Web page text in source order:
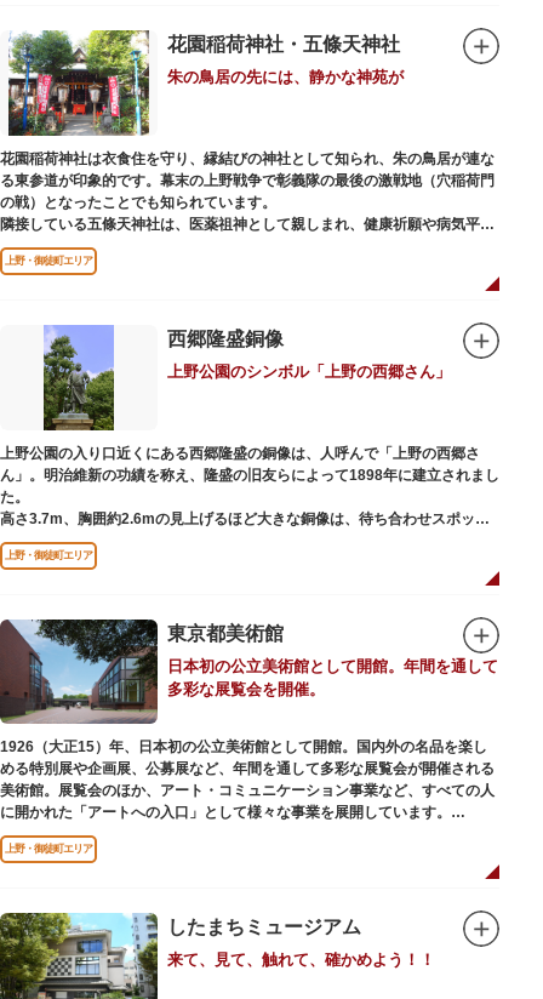
軍・徳川家光公が、日光東照宮までお参りに行けない江戸の人々のために建
てられたそう。社殿内部は文化財保護のため通常は非公開ですが、特別公開
が実施されることもあるので、拝観を申し込んでみてはいかがでしょうか。
授与所では、期間・数量限定のお守りや御朱印も授与されているので要チェ
ック。手塚治虫のユニコのお守りなど愛らしいものがありますよ。
花園稲荷神社・五條天神社
朱の鳥居の先には、静かな神苑が
花園稲荷神社は衣食住を守り、縁結びの神社として知られ、朱の鳥居が連な
る東参道が印象的です。幕末の上野戦争で彰義隊の最後の激戦地（穴稲荷門
の戦）となったことでも知られています。
隣接している五條天神社は、医薬祖神として親しまれ、健康祈願や病気平癒
祈願の参拝者が多く、相殿には菅原道真公も祀られています。
境内がつながっており、まるでひとつの神社かのように並んで鎮座していま
すが、それぞれ別々の由緒の独立した神社です。どちらの御朱印も五條天神
参拝は6:00～17:00（御朱印の授与は9:00～17:00）
上野・御徒町エリア
西郷隆盛銅像
上野公園のシンボル「上野の西郷さん」
上野公園の入り口近くにある西郷隆盛の銅像は、人呼んで「上野の西郷さ
ん」。明治維新の功績を称え、隆盛の旧友らによって1898年に建立されまし
た。
高さ3.7m、胸囲約2.6mの見上げるほど大きな銅像は、待ち合わせスポット
やフォトスポットとして親しまれています。彫刻家、高村光雲によって作ら
れた像は、愛犬のツンと一緒にうさぎ狩りに出かけているところだそう。
上野公園にお立ち寄りの際は、ぜひ「上野の西郷さん」と写真撮影を楽しん
上野・御徒町エリア
東京都美術館
日本初の公立美術館として開館。年間を通して
多彩な展覧会を開催。
1926（大正15）年、日本初の公立美術館として開館。国内外の名品を楽し
める特別展や企画展、公募展など、年間を通して多彩な展覧会が開催される
美術館。展覧会のほか、アート・コミュニケーション事業など、すべての人
に開かれた「アートへの入口」として様々な事業を展開しています。
レストランやミュージアムショップも充実。開放的なガラス張りのレストラ
ンからは、美術館のプロムナードや四季折々の公園の景色を眺めることがで
能です（観覧料は展覧会によって異なります。展覧会のスケジュールや観覧
料等の詳細は公式サイトをご確認ください）。
専門のスタッフに子供を預け、ゆっくりと展覧会鑑賞を楽しめる託児サービ
ス「パパママデー（事前予約制）」や、個室スペースのある授乳室、ミルク
上野・御徒町エリア
したまちミュージアム
来て、見て、触れて、確かめよう！！